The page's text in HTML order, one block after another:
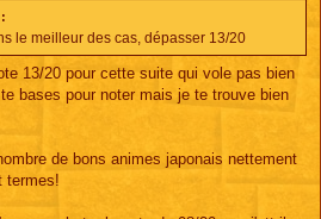
le meilleur des cas, dépasser 13/20
13/20 pour cette suite qui vole pas bien
bases pour noter mais je te trouve bien
de bons animes japonais nettement
termes!